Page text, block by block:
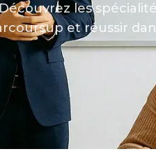
les
et réussir